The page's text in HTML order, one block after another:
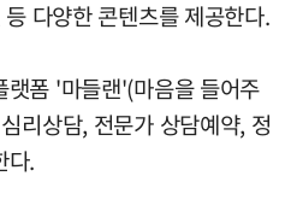
다양한 콘텐츠를 제공한다.
랫폼 '마들랜'(마음을 들어주
리상담, 전문가 상담예약, 정
다.